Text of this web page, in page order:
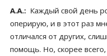
А.А.: Каждый свой день
оперирую, и в этот раз
отличался от других,
помощь. Но, скорее